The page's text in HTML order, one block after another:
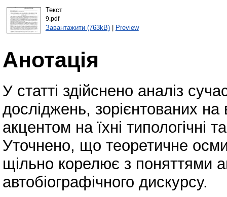
Текст
9.pdf
Завантажити (763kB)| Preview
Анотація
У статті здійснено аналіз
досліджень, зорієнтованих на
акцентом на їхні типологічні
Уточнено, що теоретичне
щільно корелює з поняттями
автобіографічного дискурсу.